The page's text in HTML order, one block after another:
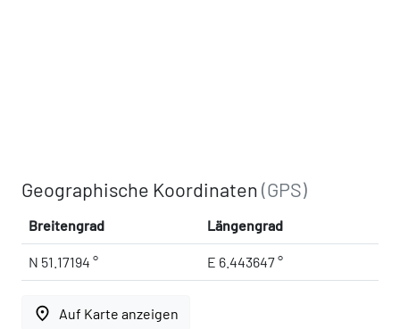
Geographische Koordinaten(GPS)
Breitengrad Längengrad
N 51.17194 ° E 6.443647 °
place Auf Karte anzeigen